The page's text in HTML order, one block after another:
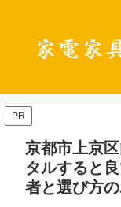
PR
京都市上京
タルすると
者と選び方